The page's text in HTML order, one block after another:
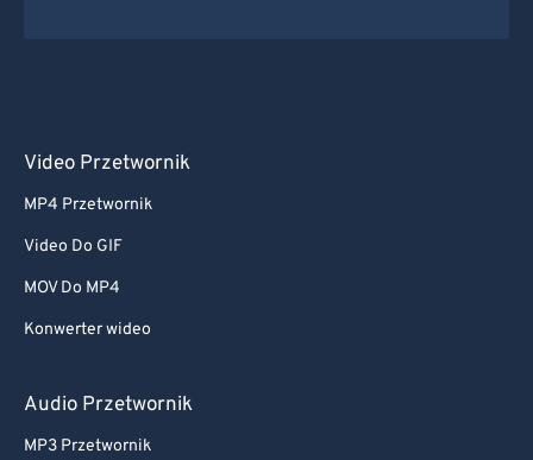
Video Przetwornik
MP4 Przetwornik
Video Do GIF
MOV Do MP4
Konwerter wideo
Audio Przetwornik
MP3 Przetwornik